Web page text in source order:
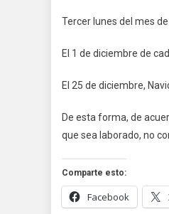
Tercer lunes del mes
El 1 de diciembre de
El 25 de diciembre,
De esta forma, de
que sea laborado, no
Comparte esto:
Facebook